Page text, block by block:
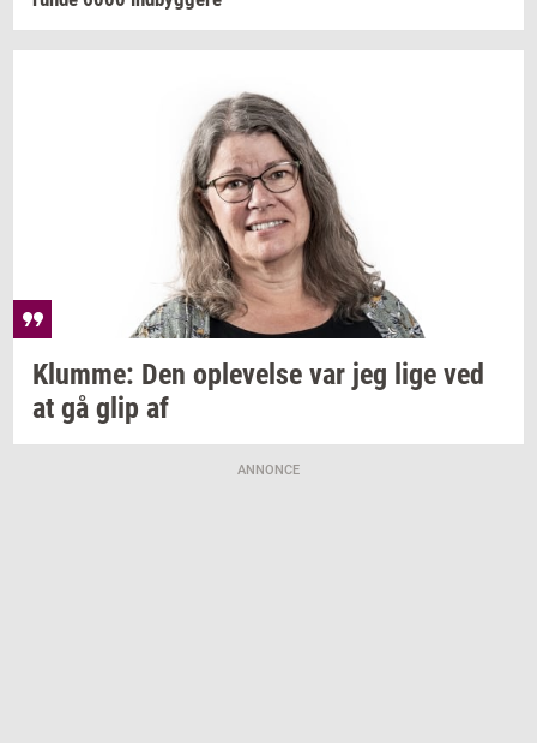
Klum­me: Den op­le­vel­se var jeg lige ved
at gå glip af
ANNONCE